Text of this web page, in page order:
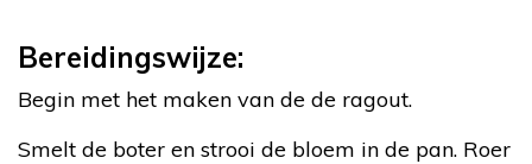
Bereidingswijze:
Begin met het maken van de de ragout.
Smelt de boter en strooi de bloem in de pan. Roer